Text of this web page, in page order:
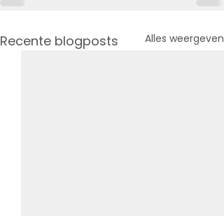
Recente blogposts Alles weergeven